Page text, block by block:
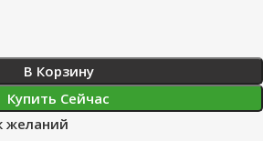
В Корзину
Купить Сейчас
желаний